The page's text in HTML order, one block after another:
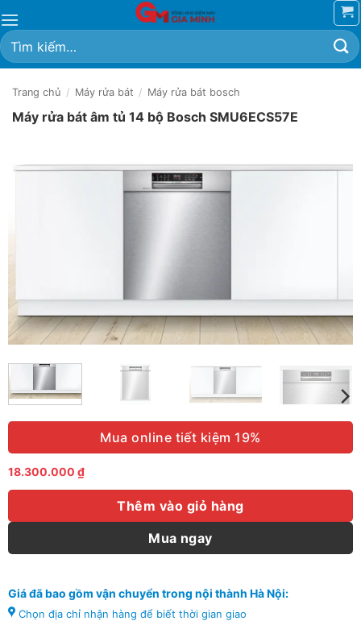
qua
nội
dung
Tìm
kiếm:
Trang chủ / Máy rửa bát / Máy rửa bát bosch
Máy rửa bát âm tủ 14 bộ Bosch SMU6ECS57E
Mua online tiết kiệm 19%
18.300.000 ₫
Thêm vào giỏ hàng
Mua ngay
Giá đã bao gồm vận chuyển trong nội thành Hà Nội:
Chọn địa chỉ nhận hàng để biết thời gian giao